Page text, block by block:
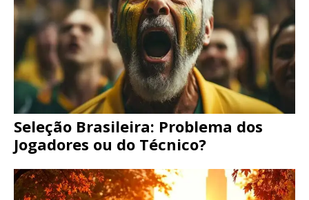
Seleção Brasileira: Problema dos
Jogadores ou do Técnico?